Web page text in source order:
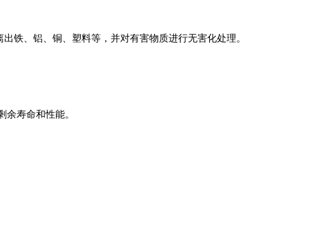
铁、铝、铜、塑料等，并对有害物质进行无害化处理。
寿命和性能。